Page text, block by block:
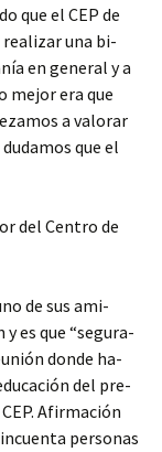
que el CEP de
una bi-
en general y a
mejor era que
a valorar
que el
del Centro de
de sus ami-
es que “segura-
donde ha-
del pre-
Afirmación
personas